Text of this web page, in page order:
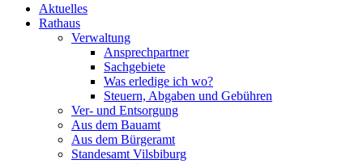
Aktuelles
Rathaus
Verwaltung
Ansprechpartner
Sachgebiete
Was erledige ich wo?
Steuern, Abgaben und Gebühren
Ver- und Entsorgung
Aus dem Bauamt
Aus dem Bürgeramt
Standesamt Vilsbiburg